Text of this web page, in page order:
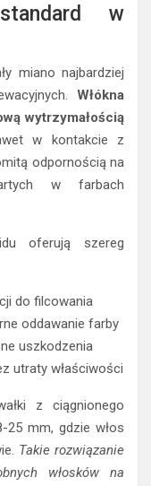
w
miano najbardziej
Włókna
wytrzymałością
w kontakcie z
odpornością na
w farbach
oferują szereg
do filcowania
oddawanie farby
uszkodzenia
utraty właściwości
z ciągnionego
25 mm, gdzie włos
Takie rozwiązanie
włosków na